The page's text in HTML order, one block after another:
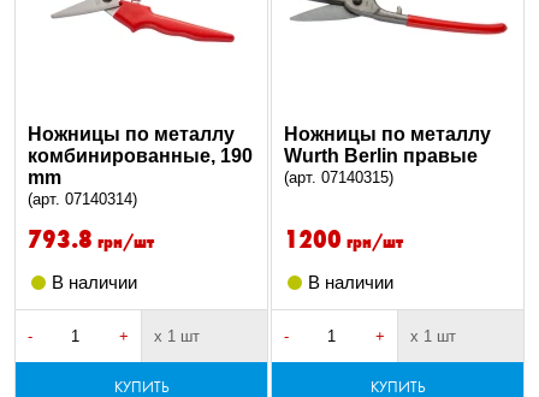
Ножницы по металлу
комбинированные, 190
mm
(арт. 07140314)
793.8 грн/шт
В наличии
- + х 1 шт
КУПИТЬ
Ножницы по металлу
Wurth Berlin правые
(арт. 07140315)
1200 грн/шт
В наличии
- + х 1 шт
КУПИТЬ